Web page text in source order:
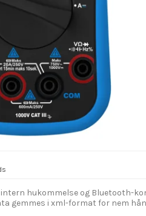
intern hukommelse og Bluetooth-
gemmes i xml-format for nem